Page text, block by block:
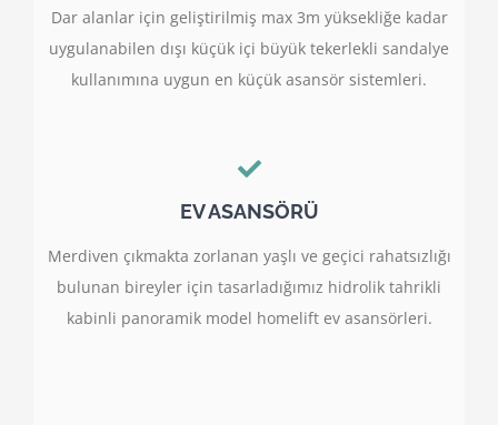
Dar alanlar için geliştirilmiş max 3m yüksekliğe kadar
uygulanabilen dışı küçük içi büyük tekerlekli sandalye
kullanımına uygun en küçük asansör sistemleri.
EV ASANSÖRÜ
Merdiven çıkmakta zorlanan yaşlı ve geçici rahatsızlığı
bulunan bireyler için tasarladığımız hidrolik tahrikli
kabinli panoramik model homelift ev asansörleri.